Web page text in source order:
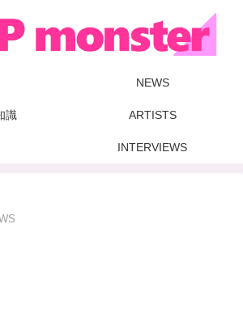
NEWS
識 ARTISTS
INTERVIEWS